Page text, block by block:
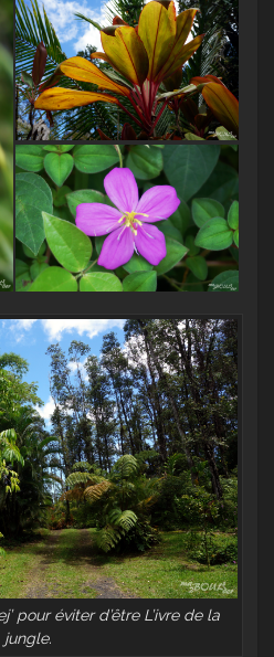
pour éviter d’être L’ivre de la
jungle.